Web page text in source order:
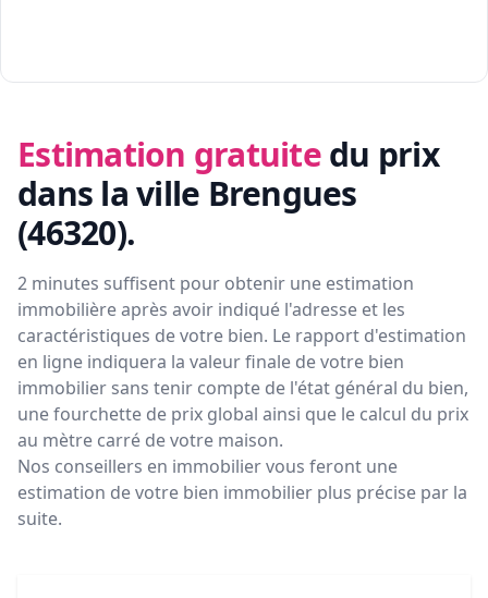
Estimation gratuite du prix
dans la ville Brengues
(46320).
2 minutes suffisent pour obtenir une estimation
immobilière après avoir indiqué l'adresse et les
caractéristiques de votre bien. Le rapport d'estimation
en ligne indiquera la valeur finale de votre bien
immobilier sans tenir compte de l'état général du bien,
une fourchette de prix global ainsi que le calcul du prix
au mètre carré de votre maison.
Nos conseillers en immobilier vous feront une
estimation de votre bien immobilier plus précise par la
suite.